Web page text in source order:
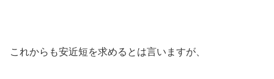
これからも安近短を求めるとは言いますが、